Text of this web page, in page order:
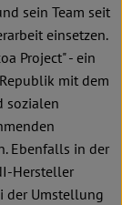
sein Team seit
einsetzen.
Project" - ein
mit dem
sozialen
Ebenfalls in der
Hersteller
der Umstellung